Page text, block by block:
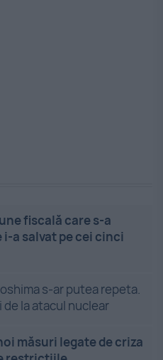
fiscală care s-a
a salvat pe cei cinci
s-ar putea repeta.
de la atacul nuclear
măsuri legate de criza